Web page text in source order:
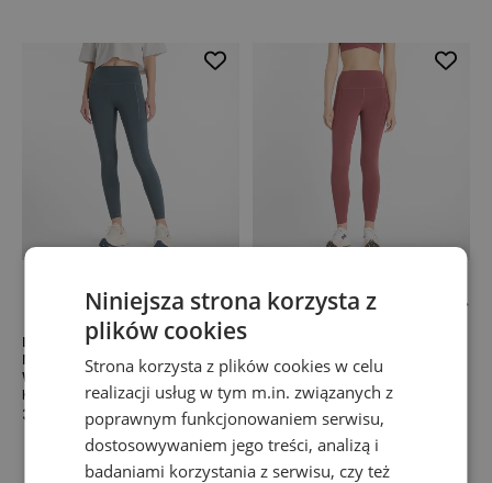
Legginsy damskie do biegania
New Balance Sleek
WP51268GT – szare
Kolekcja do biegania
389,99 zł
Legginsy damskie do biegania
New Balance Sleek
WP51268WAD – różowe
Kolekcja do biegania
409,99 zł
-59%
Niniejsza strona korzysta z
plików cookies
Strona korzysta z plików cookies w celu
realizacji usług w tym m.in. związanych z
poprawnym funkcjonowaniem serwisu,
dostosowywaniem jego treści, analizą i
badaniami korzystania z serwisu, czy też